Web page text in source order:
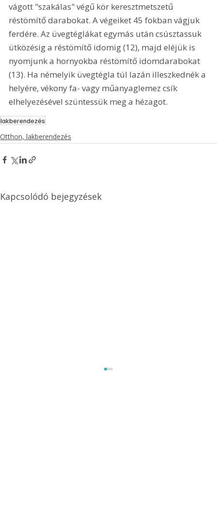
vágott "szakálas" végű kör keresztmetszetű
réstömítő darabokat. A végeiket 45 fokban vágjuk
ferdére. Az üvegtéglákat egymás után csúsztassuk
ütközésig a réstömítő idomig (12), majd eléjük is
nyomjunk a hornyokba réstömítő idomdarabokat
(13). Ha némelyik üvegtégla túl lazán illeszkednék a
helyére, vékony fa- vagy műanyaglemez csík
elhelyezésével szüntessük meg a hézagot.
lakberendezés
Otthon, lakberendezés
Kapcsolódó bejegyzések